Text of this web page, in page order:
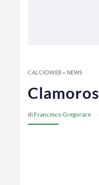
CALCIOWEB» NEWS
di Francesco Gregorace